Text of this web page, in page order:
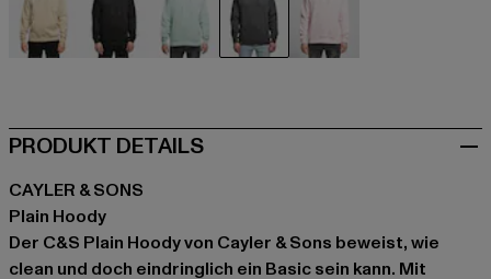
PRODUKT DETAILS
CAYLER & SONS
Plain Hoody
Der C&S Plain Hoody von Cayler & Sons beweist, wie
clean und doch eindringlich ein Basic sein kann. Mit